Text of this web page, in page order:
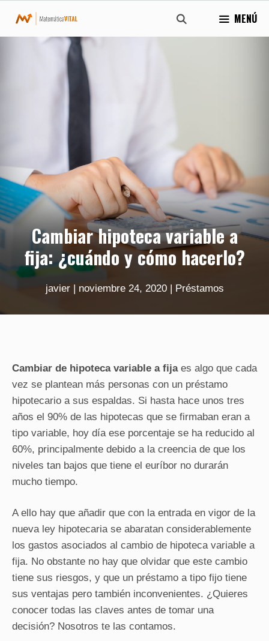
contenido
MENÚ
Cambiar hipoteca variable a
fija: ¿cuándo y cómo hacerlo?
javier| noviembre 24, 2020| Préstamos
Cambiar de hipoteca variable a fijaes algo que cada
vez se plantean más personas con un préstamo
hipotecario a sus espaldas. Si hasta hace unos tres
años el 90% de las hipotecas que se firmaban eran a
tipo variable, hoy día ese porcentaje se ha reducido al
60%, principalmente debido a la creencia de que los
niveles tan bajos que tiene el euríbor no durarán
mucho tiempo.
A ello hay que añadir que con la entrada en vigor de la
nueva ley hipotecaria se abaratan considerablemente
los gastos asociados al cambio de hipoteca variable a
fija. No obstante no hay que olvidar que este cambio
tiene sus riesgos, y que un préstamo a tipo fijo tiene
sus ventajas pero también inconvenientes. ¿Quieres
conocer todas las claves antes de tomar una
decisión? Nosotros te las contamos.